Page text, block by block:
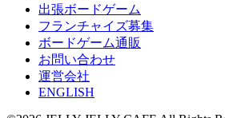
出張ボードゲーム
フランチャイズ募集
ボードゲーム通販
お問い合わせ
運営会社
ENGLISH